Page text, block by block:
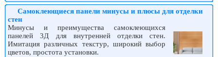
Самоклеющиеся панели минусы и плюсы для отделки
стен
Минусы и преимущества самоклеющихся
панелей 3Д для внутренней отделки стен.
Имитация различных текстур, широкий выбор
цветов, простота установки.